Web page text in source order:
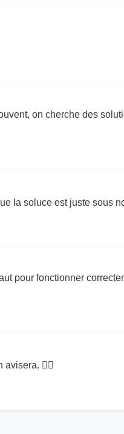
on cherche des
la soluce est juste sous
pour fonctionner
🤷‍♂️